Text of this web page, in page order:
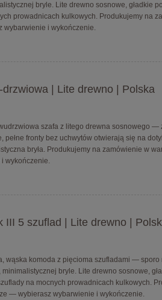
bryle. Lite drewno sosnowe, gładkie
prowadnicach kulkowych. Produkujemy na
i wykończenie.
| Lite drewno | Polska
szafa z litego drewna sosnowego —
pełne fronty bez uchwytów otwierają się na
bryła. Produkujemy na zamówienie w
wykończenie.
III 5 szuflad | Lite drewno |
wąska komoda z pięcioma szufladami — sporo
bryle. Lite drewno sosnowe,
na mocnych prowadnicach kulkowych.
— wybierasz wybarwienie i wykończenie.